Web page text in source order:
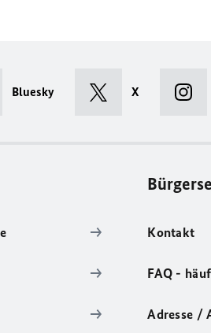
Bluesky X
Kontakt
FAQ -
Adresse /